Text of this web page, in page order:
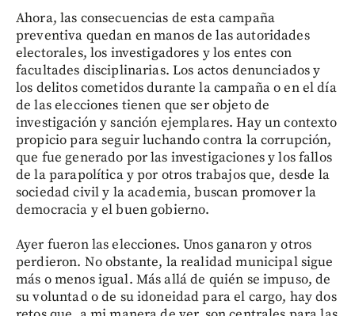
Ahora, las consecuencias de esta campaña
preventiva quedan en manos de las autoridades
electorales, los investigadores y los entes con
facultades disciplinarias. Los actos denunciados y
los delitos cometidos durante la campaña o en el día
de las elecciones tienen que ser objeto de
investigación y sanción ejemplares. Hay un contexto
propicio para seguir luchando contra la corrupción,
que fue generado por las investigaciones y los fallos
de la parapolítica y por otros trabajos que, desde la
sociedad civil y la academia, buscan promover la
democracia y el buen gobierno.
Ayer fueron las elecciones. Unos ganaron y otros
perdieron. No obstante, la realidad municipal sigue
más o menos igual. Más allá de quién se impuso, de
su voluntad o de su idoneidad para el cargo, hay dos